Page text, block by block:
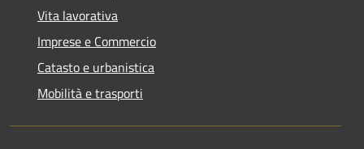
Vita lavorativa
Imprese e Commercio
Catasto e urbanistica
Mobilità e trasporti